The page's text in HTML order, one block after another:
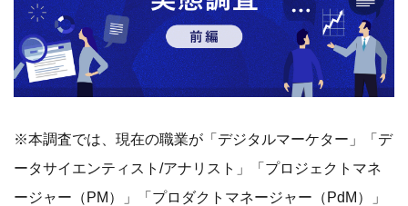
※本調査では、現在の職業が「デジタルマーケター」「デ
ータサイエンティスト/アナリスト」「プロジェクトマネ
ージャー（PM）」「プロダクトマネージャー（PdM）」